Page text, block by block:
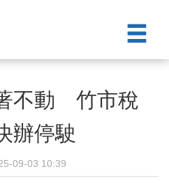
不動 竹市稅
辦停駛
09-03 10:39